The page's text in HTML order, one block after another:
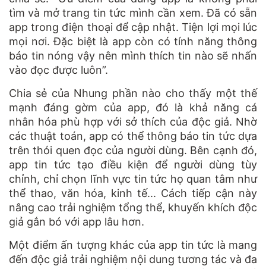
tìm và mở trang tin tức mình cần xem. Đã có sẵn
app trong điện thoại để cập nhật. Tiện lợi mọi lúc
mọi nơi. Đặc biệt là app còn có tính năng thông
báo tin nóng vậy nên mình thích tin nào sẽ nhấn
vào đọc được luôn”.
Chia sẻ của Nhung phần nào cho thấy một thế
mạnh đáng gờm của app, đó là khả năng cá
nhân hóa phù hợp với sở thích của độc giả. Nhờ
các thuật toán, app có thể thông báo tin tức dựa
trên thói quen đọc của người dùng. Bên cạnh đó,
app tin tức tạo điều kiện để người dùng tùy
chỉnh, chỉ chọn lĩnh vực tin tức họ quan tâm như
thể thao, văn hóa, kinh tế... Cách tiếp cận này
nâng cao trải nghiệm tổng thể, khuyến khích độc
giả gắn bó với app lâu hơn.
Một điểm ấn tượng khác của app tin tức là mang
đến độc giả trải nghiệm nội dung tương tác và đa